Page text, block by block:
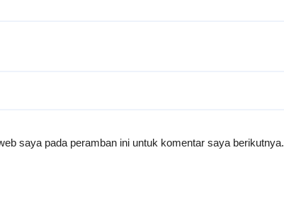
saya pada peramban ini untuk komentar saya berikutnya.